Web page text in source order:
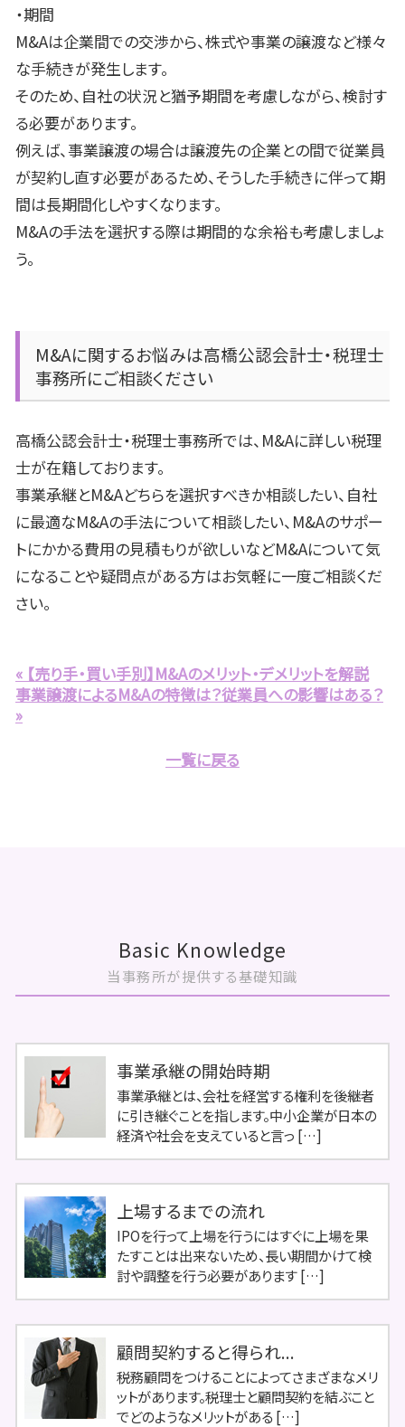
・期間
M&Aは企業間での交渉から、株式や事業の譲渡など様々
な手続きが発生します。
そのため、自社の状況と猶予期間を考慮しながら、検討す
る必要があります。
例えば、事業譲渡の場合は譲渡先の企業との間で従業員
が契約し直す必要があるため、そうした手続きに伴って期
間は長期間化しやすくなります。
M&Aの手法を選択する際は期間的な余裕も考慮しましょ
う。
M&Aに関するお悩みは高橋公認会計士・税理士
事務所にご相談ください
高橋公認会計士・税理士事務所では、 M&Aに詳しい税理
士が在籍しております。
事業承継とM&Aどちらを選択すべきか相談したい、自社
に最適なM&Aの手法について相談したい、 M&Aのサポー
トにかかる費用の見積もりが欲しいなどM&Aについて気
になることや疑問点がある方はお気軽に一度ご相談くだ
さい。
« 【売り手・買い手別】M&Aのメリット・デメリットを解説
事業譲渡によるM&Aの特徴は？従業員への影響はある？
»
一覧に戻る
Basic Knowledge
当事務所が提供する基礎知識
事業承継の開始時期
事業承継とは、会社を経営する権利を後継者
に引き継ぐことを指します。中小企業が日本の
経済や社会を支えていると言っ […]
上場するまでの流れ
IPOを行って上場を行うにはすぐに上場を果
たすことは出来ないため、長い期間かけて検
討や調整を行う必要があります […]
顧問契約すると得られ...
税務顧問をつけることによってさまざまなメリ
ットがあります。税理士と顧問契約を結ぶこと
でどのようなメリットがある […]